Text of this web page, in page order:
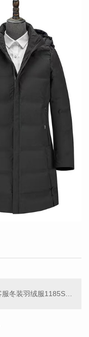
行政客服冬装羽绒服1185S（男）